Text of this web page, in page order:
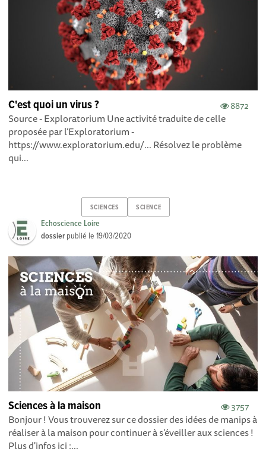
8872
C'est quoi un virus ?
Source - Exploratorium Une activité traduite de celle
proposée par l’Exploratorium -
https://www.exploratorium.edu/... Résolvez le problème
qui...
SCIENCES SCIENCE
Echoscience Loire
dossier publié le19/03/2020
3757
Sciences à la maison
Bonjour ! Vous trouverez sur ce dossier des idées de manips à
réaliser à la maison pour continuer à s'éveiller aux sciences !
Plus d'infos ici :...